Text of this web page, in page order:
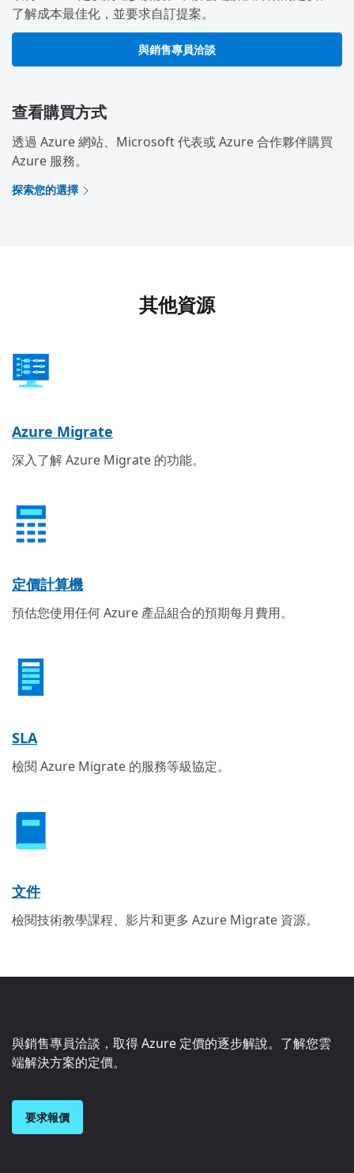
了解成本最佳化，並要求自訂提案。
與銷售專員洽談
查看購買方式
透過 Azure 網站、Microsoft 代表或 Azure 合作夥伴購買
Azure 服務。
探索您的選擇
其他資源
Azure Migrate
深入了解 Azure Migrate 的功能。
定價計算機
預估您使用任何 Azure 產品組合的預期每月費用。
SLA
檢閱 Azure Migrate 的服務等級協定。
文件
檢閱技術教學課程、影片和更多 Azure Migrate 資源。
與銷售專員洽談，取得 Azure 定價的逐步解說。了解您雲
端解決方案的定價。
要求報價